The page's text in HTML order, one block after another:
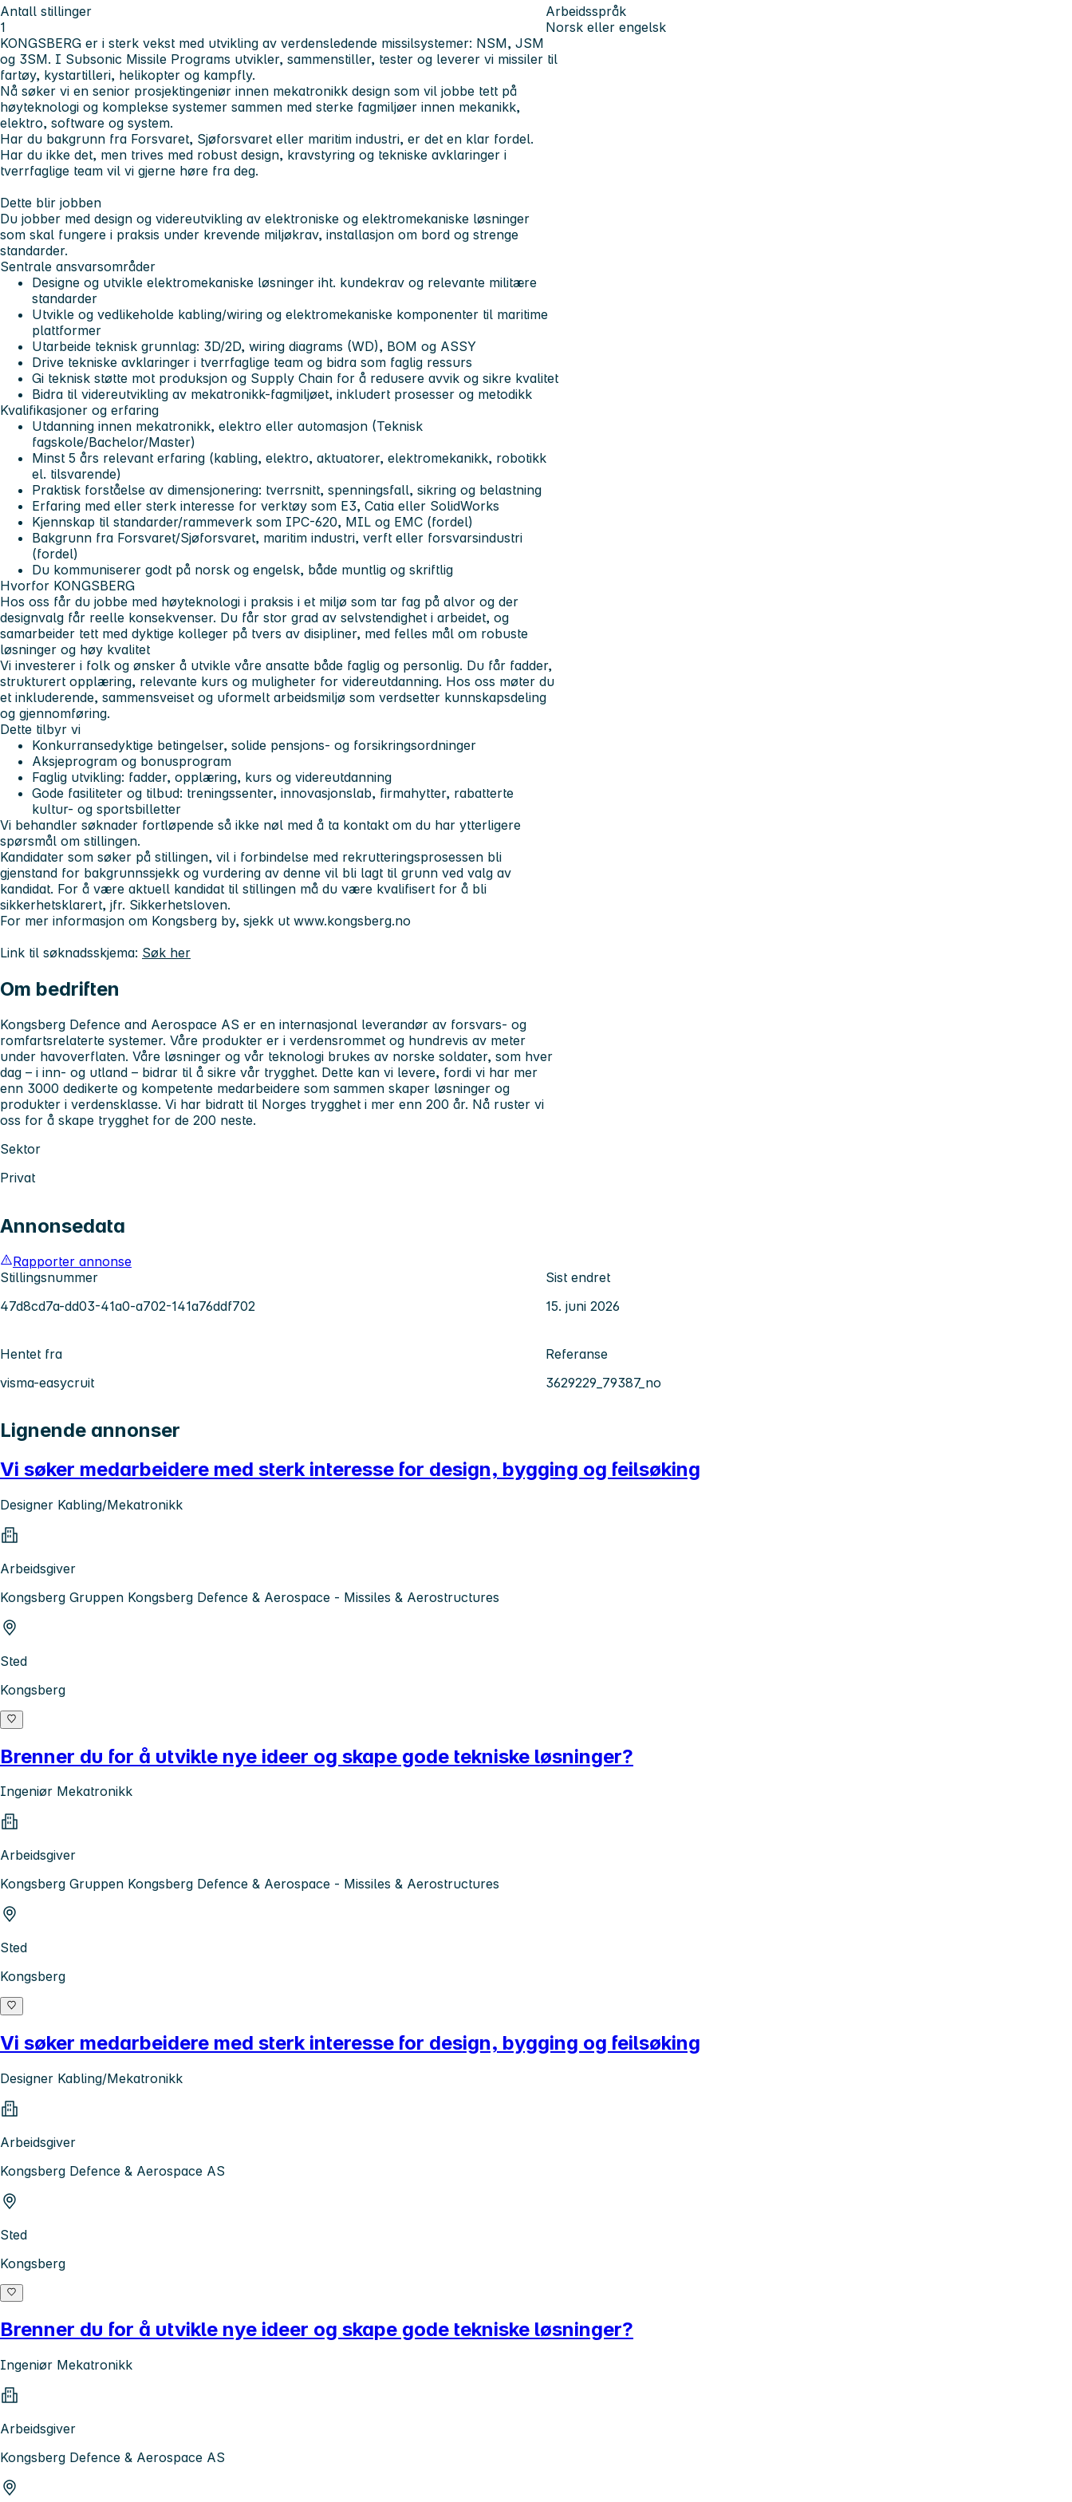
Antall stillinger
1
Arbeidsspråk
Norsk eller engelsk
KONGSBERG er i sterk vekst med utvikling av verdensledende missilsystemer: NSM, JSM
og 3SM. I Subsonic Missile Programs utvikler, sammenstiller, tester og leverer vi missiler til
fartøy, kystartilleri, helikopter og kampfly.
Nå søker vi en senior prosjektingeniør innen mekatronikk design som vil jobbe tett på
høyteknologi og komplekse systemer sammen med sterke fagmiljøer innen mekanikk,
elektro, software og system.
Har du bakgrunn fra Forsvaret, Sjøforsvaret eller maritim industri, er det en klar fordel.
Har du ikke det, men trives med robust design, kravstyring og tekniske avklaringer i
tverrfaglige team vil vi gjerne høre fra deg.
Dette blir jobben
Du jobber med design og videreutvikling av elektroniske og elektromekaniske løsninger
som skal fungere i praksis under krevende miljøkrav, installasjon om bord og strenge
standarder.
Sentrale ansvarsområder
Designe og utvikle elektromekaniske løsninger iht. kundekrav og relevante militære
standarder
Utvikle og vedlikeholde kabling/wiring og elektromekaniske komponenter til maritime
plattformer
Utarbeide teknisk grunnlag: 3D/2D, wiring diagrams (WD), BOM og ASSY
Drive tekniske avklaringer i tverrfaglige team og bidra som faglig ressurs
Gi teknisk støtte mot produksjon og Supply Chain for å redusere avvik og sikre kvalitet
Bidra til videreutvikling av mekatronikk-fagmiljøet, inkludert prosesser og metodikk
Kvalifikasjoner og erfaring
Utdanning innen mekatronikk, elektro eller automasjon (Teknisk
fagskole/Bachelor/Master)
Minst 5 års relevant erfaring (kabling, elektro, aktuatorer, elektromekanikk, robotikk
el. tilsvarende)
Praktisk forståelse av dimensjonering: tverrsnitt, spenningsfall, sikring og belastning
Erfaring med eller sterk interesse for verktøy som E3, Catia eller SolidWorks
Kjennskap til standarder/rammeverk som IPC-620, MIL og EMC (fordel)
Bakgrunn fra Forsvaret/Sjøforsvaret, maritim industri, verft eller forsvarsindustri
(fordel)
Du kommuniserer godt på norsk og engelsk, både muntlig og skriftlig
Hvorfor KONGSBERG
Hos oss får du jobbe med høyteknologi i praksis i et miljø som tar fag på alvor og der
designvalg får reelle konsekvenser. Du får stor grad av selvstendighet i arbeidet, og
samarbeider tett med dyktige kolleger på tvers av disipliner, med felles mål om robuste
løsninger og høy kvalitet
Vi investerer i folk og ønsker å utvikle våre ansatte både faglig og personlig. Du får fadder,
strukturert opplæring, relevante kurs og muligheter for videreutdanning. Hos oss møter du
et inkluderende, sammensveiset og uformelt arbeidsmiljø som verdsetter kunnskapsdeling
og gjennomføring.
Dette tilbyr vi
Konkurransedyktige betingelser, solide pensjons- og forsikringsordninger
Aksjeprogram og bonusprogram
Faglig utvikling: fadder, opplæring, kurs og videreutdanning
Gode fasiliteter og tilbud: treningssenter, innovasjonslab, firmahytter, rabatterte
kultur- og sportsbilletter
Vi behandler søknader fortløpende så ikke nøl med å ta kontakt om du har ytterligere
spørsmål om stillingen.
Kandidater som søker på stillingen, vil i forbindelse med rekrutteringsprosessen bli
gjenstand for bakgrunnssjekk og vurdering av denne vil bli lagt til grunn ved valg av
kandidat. For å være aktuell kandidat til stillingen må du være kvalifisert for å bli
sikkerhetsklarert, jfr. Sikkerhetsloven.
For mer informasjon om Kongsberg by, sjekk ut www.kongsberg.no
Link til søknadsskjema: Søk her
Om bedriften
Kongsberg Defence and Aerospace AS er en internasjonal leverandør av forsvars- og
romfartsrelaterte systemer. Våre produkter er i verdensrommet og hundrevis av meter
under havoverflaten. Våre løsninger og vår teknologi brukes av norske soldater, som hver
dag – i inn- og utland – bidrar til å sikre vår trygghet. Dette kan vi levere, fordi vi har mer
enn 3000 dedikerte og kompetente medarbeidere som sammen skaper løsninger og
produkter i verdensklasse. Vi har bidratt til Norges trygghet i mer enn 200 år. Nå ruster vi
oss for å skape trygghet for de 200 neste.
Sektor
Privat
Annonsedata
Rapporter annonse
Stillingsnummer
47d8cd7a-dd03-41a0-a702-141a76ddf702
Sist endret
15. juni 2026
Hentet fra
visma-easycruit
Referanse
3629229_79387_no
Lignende annonser
Vi søker medarbeidere med sterk interesse for design, bygging og feilsøking
Designer Kabling/Mekatronikk
Arbeidsgiver
Kongsberg Gruppen Kongsberg Defence & Aerospace - Missiles & Aerostructures
Sted
Kongsberg
Brenner du for å utvikle nye ideer og skape gode tekniske løsninger?
Ingeniør Mekatronikk
Arbeidsgiver
Kongsberg Gruppen Kongsberg Defence & Aerospace - Missiles & Aerostructures
Sted
Kongsberg
Vi søker medarbeidere med sterk interesse for design, bygging og feilsøking
Designer Kabling/Mekatronikk
Arbeidsgiver
Kongsberg Defence & Aerospace AS
Sted
Kongsberg
Brenner du for å utvikle nye ideer og skape gode tekniske løsninger?
Ingeniør Mekatronikk
Arbeidsgiver
Kongsberg Defence & Aerospace AS